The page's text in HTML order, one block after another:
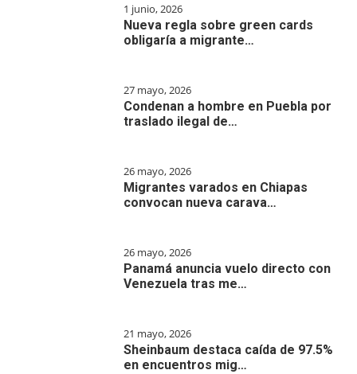
1 junio, 2026
Nueva regla sobre green cards
obligaría a migrante…
27 mayo, 2026
Condenan a hombre en Puebla por
traslado ilegal de…
26 mayo, 2026
Migrantes varados en Chiapas
convocan nueva carava…
26 mayo, 2026
Panamá anuncia vuelo directo con
Venezuela tras me…
21 mayo, 2026
Sheinbaum destaca caída de 97.5%
en encuentros mig…